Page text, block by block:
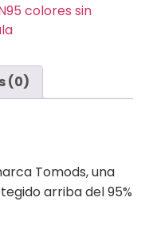
colores sin
(0)
Tomods, una
arriba del 95%